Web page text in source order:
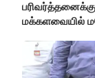
மக்களவையில்